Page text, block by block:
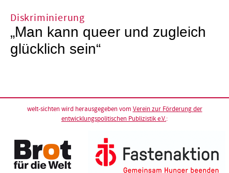
Diskriminierung
„Man kann queer und zugleich
glücklich sein“
welt-sichten wird herausgegeben vom Verein zur Förderung der
entwicklungspolitischen Publizistik e.V.: